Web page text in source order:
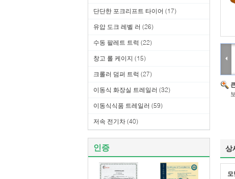
단단한 포크리프트 타이어 (17)
유압 도크 레벨 러 (26)
수동 팔레트 트럭 (22)
창고 롤 케이지 (15)
크롤러 덤퍼 트럭 (27)
이동식 화장실 트레일러 (32)
이동식식품 트레일러 (59)
저속 전기차 (40)
인증 상
모